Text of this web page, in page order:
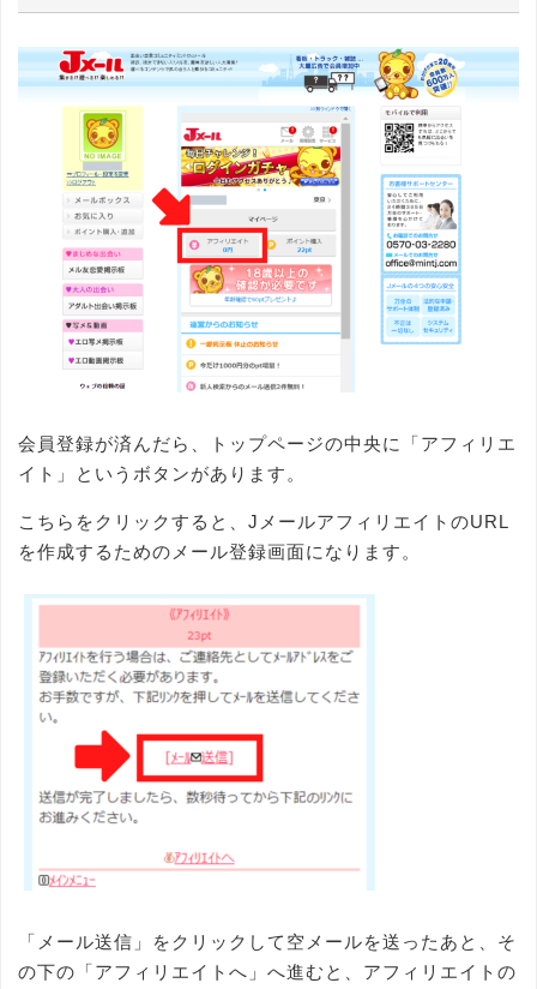
会員登録が済んだら、トップページの中央に「アフィリエ
イト」というボタンがあります。
こちらをクリックすると、JメールアフィリエイトのURL
を作成するためのメール登録画面になります。
「メール送信」をクリックして空メールを送ったあと、そ
の下の「アフィリエイトへ」へ進むと、アフィリエイトの